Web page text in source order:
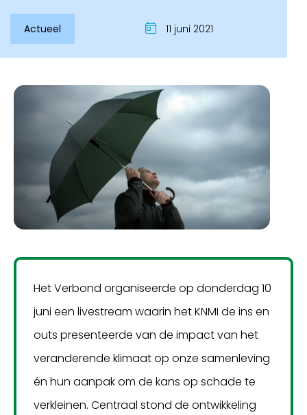
Actueel 11 juni 2021
Het Verbond organiseerde op donderdag 10
juni een livestream waarin het KNMI de ins en
outs presenteerde van de impact van het
veranderende klimaat op onze samenleving
én hun aanpak om de kans op schade te
verkleinen. Centraal stond de ontwikkeling